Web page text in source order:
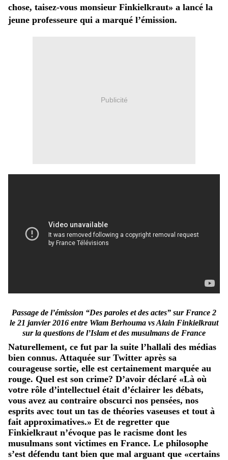
chose, taisez-vous monsieur Finkielkraut» a lancé la
jeune professeure qui a marqué l’émission.
Publicité
Passage de l’émission “Des paroles et des actes” sur France 2
le 21 janvier 2016 entre Wiam Berhouma vs Alain Finkielkraut
sur la questions de l’Islam et des musulmans de France
Naturellement, ce fut par la suite l’hallali des médias
bien connus. Attaquée sur Twitter après sa
courageuse sortie, elle est certainement marquée au
rouge. Quel est son crime? D’avoir déclaré «Là où
votre rôle d’intellectuel était d’éclairer les débats,
vous avez au contraire obscurci nos pensées, nos
esprits avec tout un tas de théories vaseuses et tout à
fait approximatives.» Et de regretter que
Finkielkraut n’évoque pas le racisme dont les
musulmans sont victimes en France. Le philosophe
s’est défendu tant bien que mal arguant que «certains